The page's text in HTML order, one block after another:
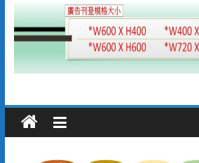
化醫事倫理教育